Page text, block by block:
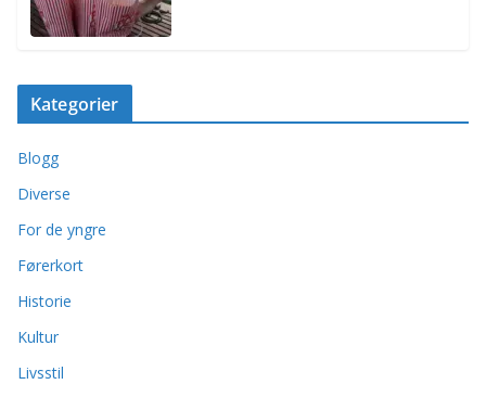
Kategorier
Blogg
Diverse
For de yngre
Førerkort
Historie
Kultur
Livsstil